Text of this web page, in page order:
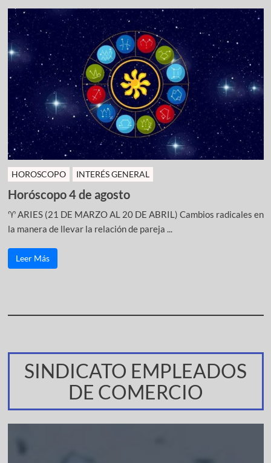
HOROSCOPO INTERÉS GENERAL
Horóscopo 4 de agosto
♈ ARIES (21 DE MARZO AL 20 DE ABRIL) Cambios radicales en
la manera de llevar la relación de pareja ...
Leer Más
SINDICATO EMPLEADOS
DE COMERCIO